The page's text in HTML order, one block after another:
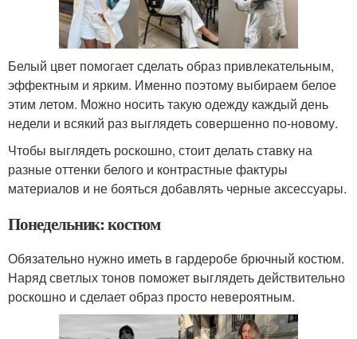
Белый цвет помогает сделать образ привлекательным,
эффектным и ярким. Именно поэтому выбираем белое
этим летом. Можно носить такую одежду каждый день
недели и всякий раз выглядеть совершенно по-новому.
Чтобы выглядеть роскошно, стоит делать ставку на
разные оттенки белого и контрастные фактуры
материалов и не бояться добавлять черные аксессуары.
Понедельник: костюм
Обязательно нужно иметь в гардеробе брючный костюм.
Наряд светлых тонов поможет выглядеть действительно
роскошно и сделает образ просто невероятным.